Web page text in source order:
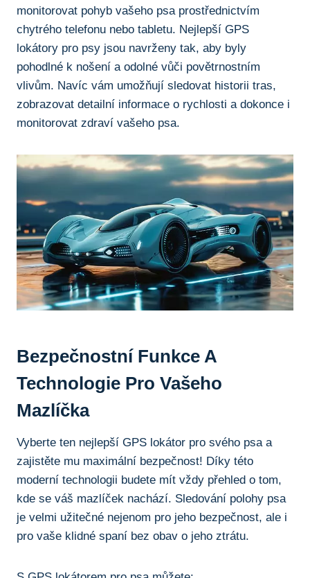
monitorovat pohyb vašeho psa prostřednictvím
chytrého telefonu nebo tabletu. Nejlepší GPS
lokátory pro psy jsou navrženy tak, aby byly
pohodlné k nošení a odolné vůči povětrnostním
vlivům. Navíc vám umožňují sledovat historii tras,
zobrazovat detailní informace o rychlosti a dokonce i
monitorovat zdraví vašeho psa.
Bezpečnostní Funkce A
Technologie Pro Vašeho
Mazlíčka
Vyberte ten nejlepší GPS lokátor pro svého psa a
zajistěte mu maximální bezpečnost! Díky této
moderní technologii budete mít vždy přehled o tom,
kde se váš mazlíček nachází. Sledování polohy psa
je velmi užitečné nejenom pro jeho bezpečnost, ale i
pro vaše klidné spaní bez obav o jeho ztrátu.